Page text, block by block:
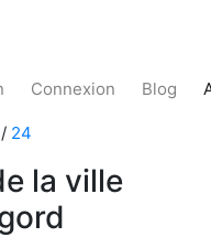
Connexion Blog
/ 24
la ville